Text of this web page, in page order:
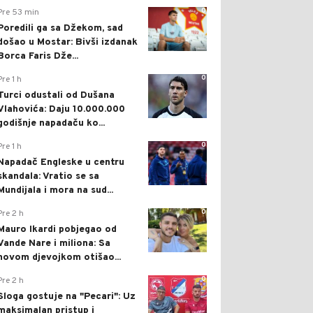
0
53 min
ga sa Džekom, sad
u Mostar: Bivši izdanak
Faris Dže...
0
1 h
odustali od Dušana
Daju 10.000.000
napadaču ko...
0
1 h
Engleske u centru
Vratio se sa
i mora na sud...
0
2 h
Ikardi pobjegao od
Nare i miliona: Sa
djevojkom otišao...
0
2 h
gostuje na "Pecari": Uz
pristup i